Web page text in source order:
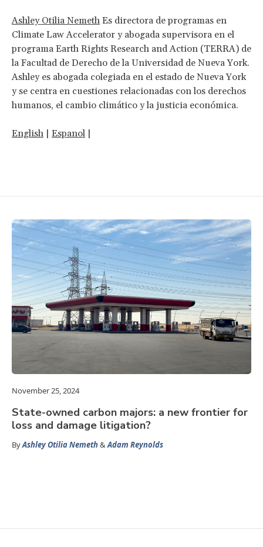
Ashley Otilia Nemeth Es directora de programas en
Climate Law Accelerator y abogada supervisora en el
programa Earth Rights Research and Action (TERRA) de
la Facultad de Derecho de la Universidad de Nueva York.
Ashley es abogada colegiada en el estado de Nueva York
y se centra en cuestiones relacionadas con los derechos
humanos, el cambio climático y la justicia económica.
English | Espanol |
November 25, 2024
State-owned carbon majors: a new frontier for
loss and damage litigation?
ByAshley Otilia Nemeth&Adam Reynolds